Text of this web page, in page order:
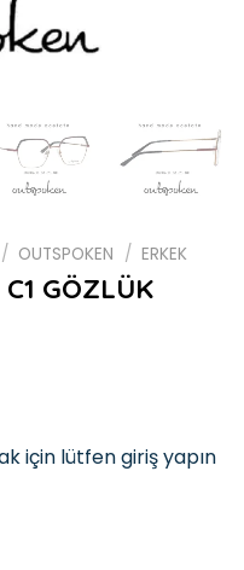
/ OUTSPOKEN / ERKEK
GÖZLÜK
için lütfen giriş yapın